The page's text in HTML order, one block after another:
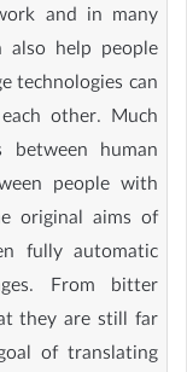
and in many
also help people
technologies can
other. Much
between human
people with
original aims of
fully automatic
From bitter
they are still far
of translating